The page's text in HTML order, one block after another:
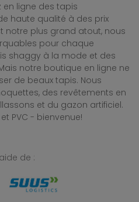
en ligne des tapis
haute qualité à des prix
notre plus grand atout, nous
pour chaque
shaggy à la mode et des
notre boutique en ligne ne
de beaux tapis. Nous
des revêtements en
et du gazon artificiel.
PVC - bienvenue!
de :